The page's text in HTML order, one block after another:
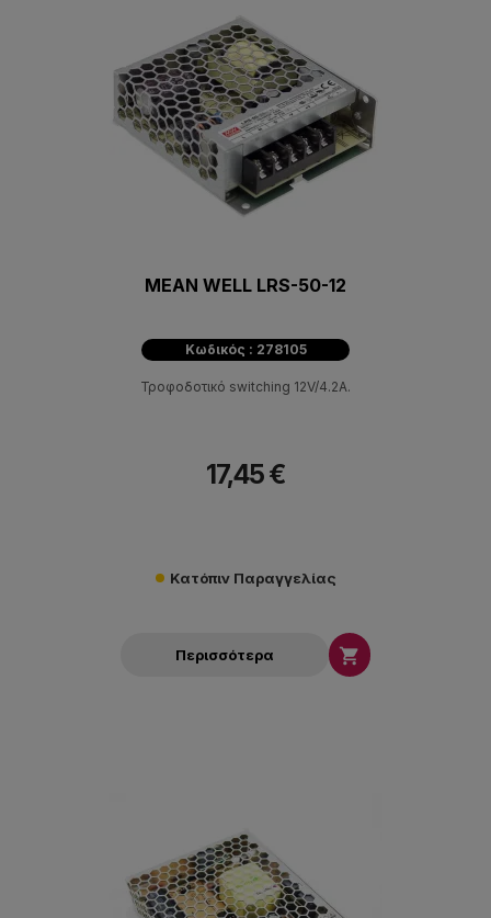
MEAN WELL LRS-50-12
Κωδικός : 278105
Τροφοδοτικό switching 12V/4.2A.
17,45 €
Κατόπιν Παραγγελίας
Περισσότερα 